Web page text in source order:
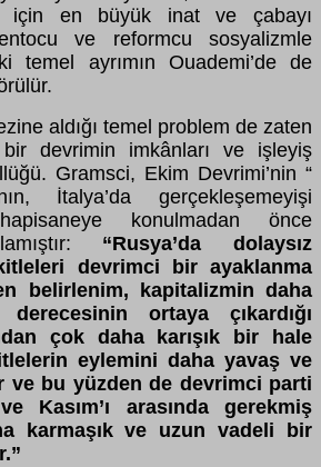
için en büyük inat ve çabayı
ve reformcu sosyalizmle
temel ayrımın Ouademi’de de
aldığı temel problem de zaten
bir devrimin imkânları ve işleyiş
Gramsci, Ekim Devrimi’nin “
İtalya’da gerçekleşemeyişi
konulmadan önce
“Rusya’da dolaysız
devrimci bir ayaklanma
belirlenim, kapitalizmin daha
ortaya çıkardığı
çok daha karışık bir hale
eylemini daha yavaş ve
ve bu yüzden de devrimci parti
Kasım’ı arasında gerekmiş
karmaşık ve uzun vadeli bir